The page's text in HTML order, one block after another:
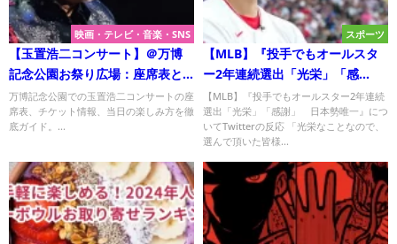
映画・テレビ・音楽・SNS
【玉置浩二コンサート】＠万博
記念公園お祭り広場：座席表と
セトリ完全ガイド！
万博記念公園での玉置浩二コンサートの座
席表、チケット情報、当日の楽しみ方を徹
底ガイド。...
スポーツ
【MLB】『投手でもオールスタ
ー2年連続選出「光栄」「感
謝」 日本勢唯一』について
Twitterの反応
【MLB】『投手でもオールスター2年連続
選出「光栄」「感謝」 日本勢唯一』につ
いてTwitterの反応 「光栄なことなので、
選んで頂いた皆様...